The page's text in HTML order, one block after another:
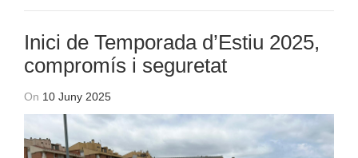
Inici de Temporada d’Estiu 2025,
compromís i seguretat
On 10 Juny 2025